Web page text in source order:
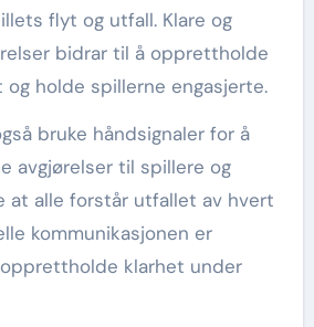
flyt og utfall. Klare og
bidrar til å opprettholde
holde spillerne engasjerte.
bruke håndsignaler for å
avgjørelser til spillere og
at alle forstår utfallet av hvert
kommunikasjonen er
klarhet under